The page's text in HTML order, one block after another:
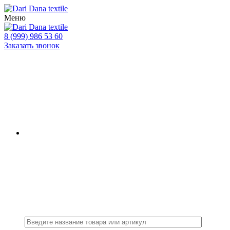
Меню
8 (999) 986 53 60
Заказать звонок